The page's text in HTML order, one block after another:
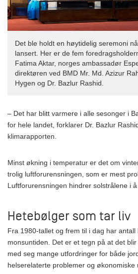
Det ble holdt en høytidelig seremoni
lansert. Her er de fem
Fatima Aktar, norges ambassadør
direktøren ved BMD Mr. Md. Azizur
Hygen og Dr. Bazlur Rashid.
– Det har blitt varmere i alle sesonger i
for hele landet, forklarer Dr. Bazlur
klimarapporten.
Minst økning i temperatur er det om
trolig luftforurensningen, som er mest
Luftforurensningen hindrer solstrålene i
Hetebølger som tar liv
Fra 1980-tallet og frem til i dag har
monsuntiden. Det er et tegn på at det
med seg mange utfordringer for både
helserelaterte problemer og økonomiske